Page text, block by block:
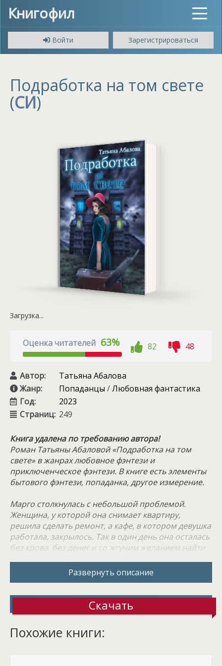
Книгофил
Toggle
Войти
Зарегистрироваться
Подработка на том свете
(СИ)
Загрузка...
Оценка читателей 63% 82 48
Автор:
Татьяна Абалова
Жанр:
Попаданцы /Любовная фантастика
Год:
2023
Страниц: 249
Книга удалена по требованию автора!
Роман Татьяны Абаловой «Подработка на том
свете» в жанрах любовное фэнтези и
приключенческое фэнтези. В книге есть элементы
бытового фэнтези, попаданка, другое измерение.
Марго столкнулась с небольшой проблемой.
Женщина, у которой она снимает квартиру,
решила сделать ремонт, а кафе, в котором девушка
работала, закрылось. Так в один день она осталась
без крова, без денег и со жгучим желанием найти
совсем не хотела уезжать домой на каникулы, там
ее особо никто не ждал, да с мачехой она язык
Марго высылала резюме одно за другим,
девушку не хотели брать на работу с
Развернуть описание
Скачать
Похожие книги: